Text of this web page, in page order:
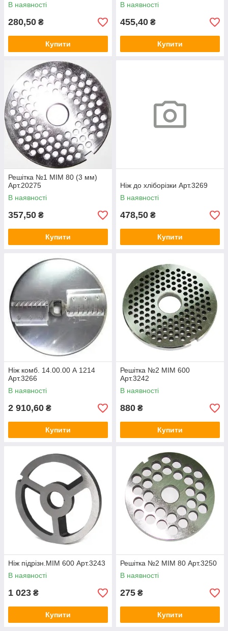
В наявності
280,50 ₴
Купити
В наявності
455,40 ₴
Купити
Решітка №1 МІМ 80 (3 мм)
Арт.20275
В наявності
357,50 ₴
Купити
Ніж до хліборізки Арт.3269
В наявності
478,50 ₴
Купити
Ніж комб. 14.00.00 А 1214
Арт.3266
В наявності
2 910,60 ₴
Купити
Решітка №2 МІМ 600
Арт.3242
В наявності
880 ₴
Купити
Ніж підрізн.МІМ 600 Арт.3243
В наявності
1 023 ₴
Купити
Решітка №2 МІМ 80 Арт.3250
В наявності
275 ₴
Купити